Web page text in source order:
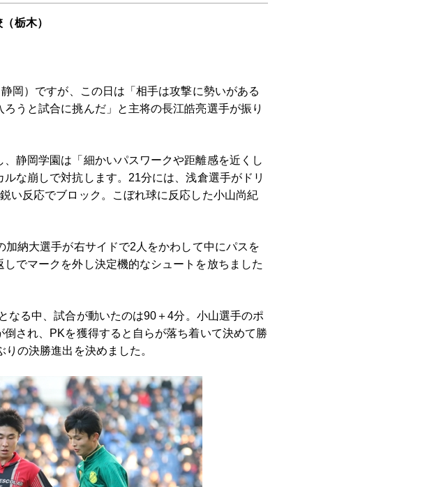
栃木）
岡）ですが、この日は「相手は攻撃に勢いがある
うと試合に挑んだ」と主将の長江皓亮選手が振り
静岡学園は「細かいパスワークや距離感を近くし
な崩しで対抗します。21分には、浅倉選手がドリ
い反応でブロック。こぼれ球に反応した小山尚紀
納大選手が右サイドで2人をかわして中にパスを
でマークを外し決定機的なシュートを放ちました
なる中、試合が動いたのは90＋4分。小山選手のポ
され、PKを獲得すると自らが落ち着いて決めて勝
の決勝進出を決めました。